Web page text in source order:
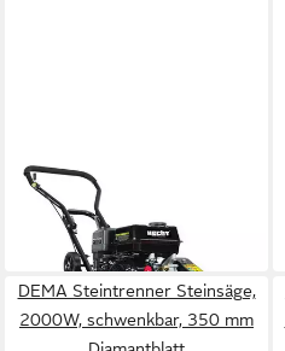
Rüttelplatte 1111
595,11 €
in 4-5 Werktagen bei dir
DEMA Steintrenner Steinsäge,
2000W, schwenkbar, 350 mm